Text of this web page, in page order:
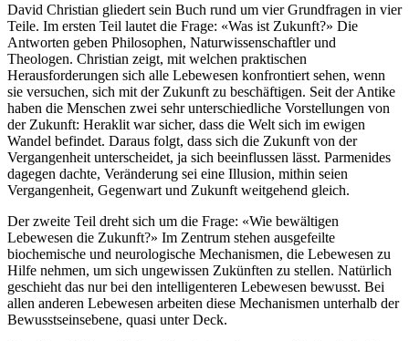
David Christian gliedert sein Buch rund um vier Grundfragen in vier
Teile. Im ersten Teil lautet die Frage: «Was ist Zukunft?» Die
Antworten geben Philosophen, Naturwissenschaftler und
Theologen. Christian zeigt, mit welchen praktischen
Herausforderungen sich alle Lebewesen konfrontiert sehen, wenn
sie versuchen, sich mit der Zukunft zu beschäftigen. Seit der Antike
haben die Menschen zwei sehr unterschiedliche Vorstellungen von
der Zukunft: Heraklit war sicher, dass die Welt sich im ewigen
Wandel befindet. Daraus folgt, dass sich die Zukunft von der
Vergangenheit unterscheidet, ja sich beeinflussen lässt. Parmenides
dagegen dachte, Veränderung sei eine Illusion, mithin seien
Vergangenheit, Gegenwart und Zukunft weitgehend gleich.
Der zweite Teil dreht sich um die Frage: «Wie bewältigen
Lebewesen die Zukunft?» Im Zentrum stehen ausgefeilte
biochemische und neurologische Mechanismen, die Lebewesen zu
Hilfe nehmen, um sich ungewissen Zukünften zu stellen. Natürlich
geschieht das nur bei den intelligenteren Lebewesen bewusst. Bei
allen anderen Lebewesen arbeiten diese Mechanismen unterhalb der
Bewusstseinsebene, quasi unter Deck.